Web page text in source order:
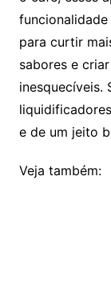
para curtir
sabores e
inesquecíveis.
e de um jeito
Veja também: